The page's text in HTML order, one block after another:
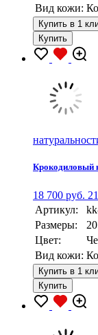
Вид кожи:
Купить в 1
Купить
Крокодиловый
18 700 руб.
Артикул:
Размеры:
Цвет:
Вид кожи:
Купить в 1
Купить